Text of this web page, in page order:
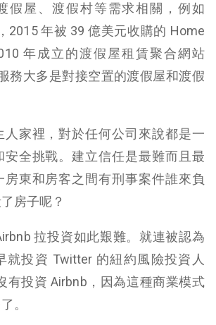
假屋、渡假村等需求相關，例如
2015 年被 39 億美元收購的 Home
年成立的渡假屋租賃聚合網站
務大多是對接空置的渡假屋和渡假
人家裡，對於任何公司來說都是一
安全挑戰。建立信任是最難而且最
房東和房客之間有刑事案件誰來負
房子呢？
拉投資如此艱難。就連被認為
就投資 Twitter 的紐約風險投資人
有投資 Airbnb，因為這種商業模式
。